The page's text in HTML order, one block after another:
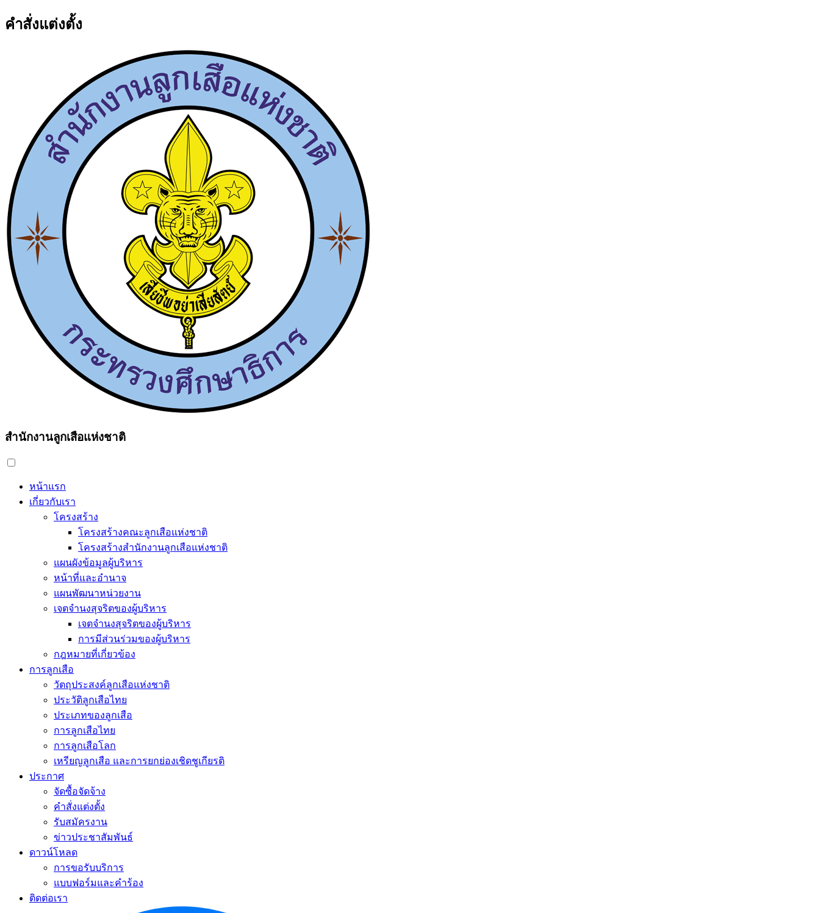
คำสั่งแต่งตั้ง
สำนักงานลูกเสือแห่งชาติ
หน้าแรก
เกี่ยวกับเรา
โครงสร้าง
โครงสร้างคณะลูกเสือแห่งชาติ
โครงสร้างสำนักงานลูกเสือแห่งชาติ
แผนผังข้อมูลผู้บริหาร
หน้าที่และอำนาจ
แผนพัฒนาหน่วยงาน
เจตจำนงสุจริตของผู้บริหาร
เจตจำนงสุจริตของผู้บริหาร
การมีส่วนร่วมของผู้บริหาร
กฎหมายที่เกี่ยวข้อง
การลูกเสือ
วัตถุประสงค์ลูกเสือแห่งชาติ
ประวัติลูกเสือไทย
ประเภทของลูกเสือ
การลูกเสือไทย
การลูกเสือโลก
เหรียญลูกเสือ และการยกย่องเชิดชูเกียรติ
ประกาศ
จัดซื้อจัดจ้าง
คำสั่งแต่งตั้ง
รับสมัครงาน
ข่าวประชาสัมพันธ์
ดาวน์โหลด
การขอรับบริการ
แบบฟอร์มและคำร้อง
ติดต่อเรา